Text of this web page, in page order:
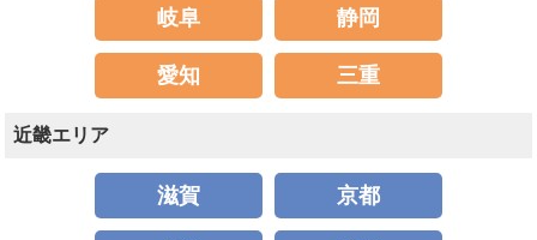
岐阜 静岡
愛知 三重
近畿エリア
滋賀 京都